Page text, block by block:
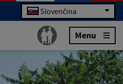
Slovenčina
Menu